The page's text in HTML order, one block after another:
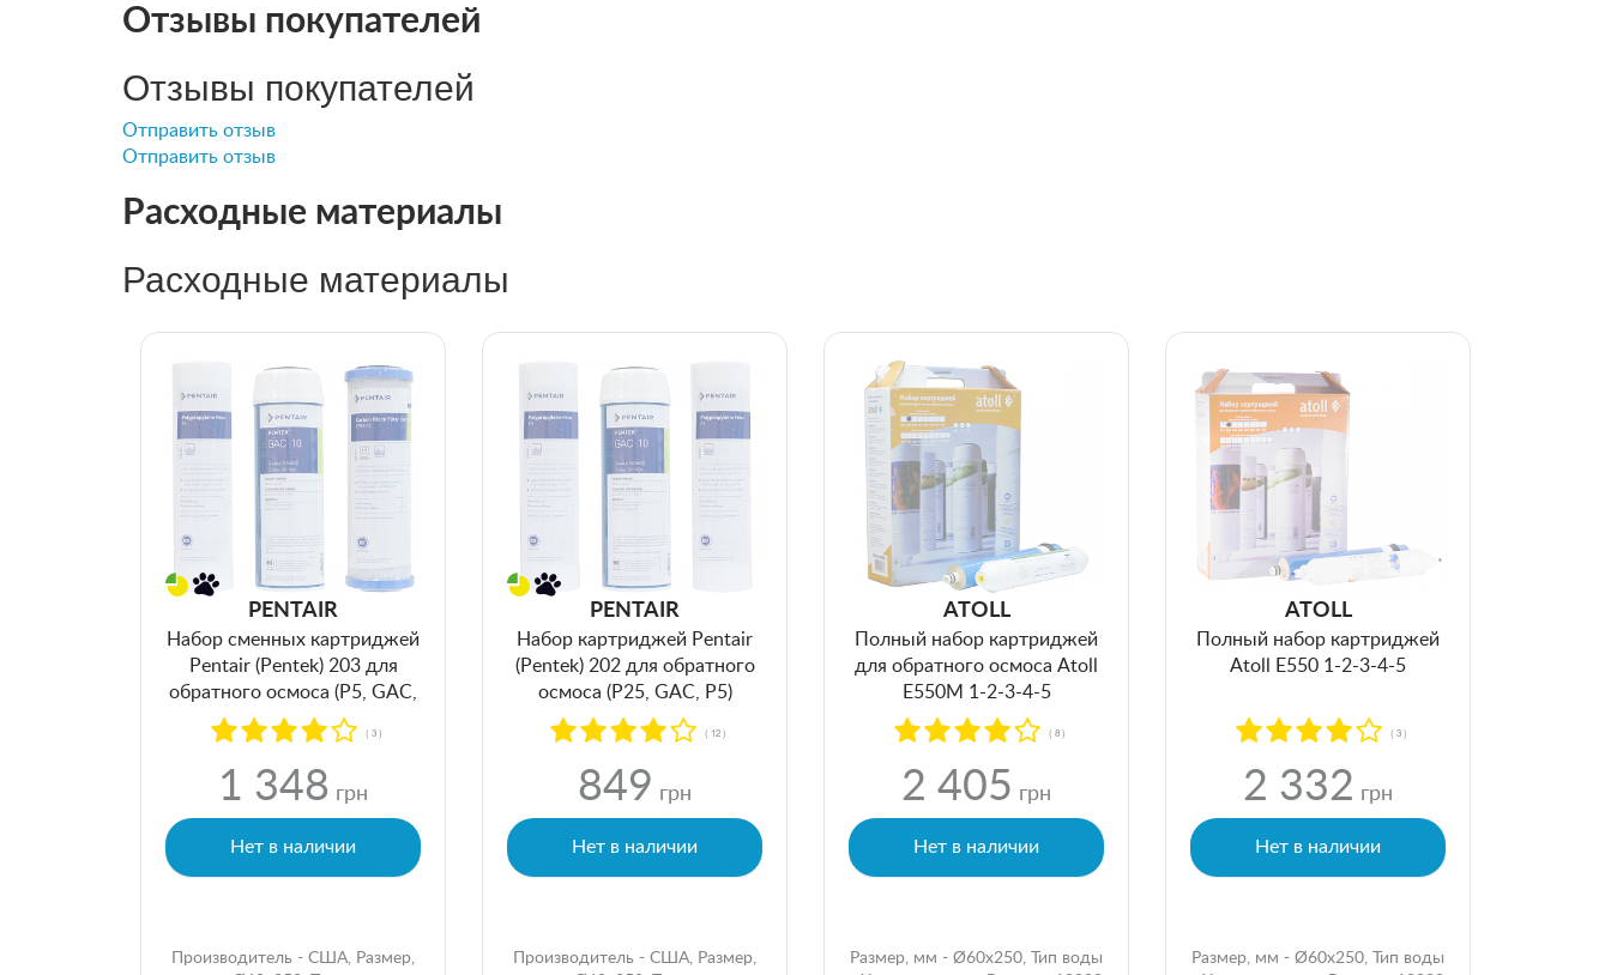
Отзывы покупателей
Отзывы покупателей
Отправить отзыв
Отправить отзыв
Расходные материалы
Расходные материалы
PENTAIR
Набор сменных картриджей
Pentair (Pentek) 203 для
обратного осмоса (P5, GAC,
EPM)
( 3 )
1 348 грн
Нет в наличии
Производитель - США, Размер,
PENTAIR
Набор картриджей Pentair
(Pentek) 202 для обратного
осмоса (P25, GAC, P5)
( 12 )
849 грн
Нет в наличии
Производитель - США, Размер,
ATOLL
Полный набор картриджей
для обратного осмоса Atoll
Е550M 1-2-3-4-5
( 8 )
2 405 грн
Нет в наличии
Размер, мм - Ø60x250, Тип воды
ATOLL
Полный набор картриджей
Atoll Е550 1-2-3-4-5
( 3 )
2 332 грн
Нет в наличии
Размер, мм - Ø60x250, Тип воды